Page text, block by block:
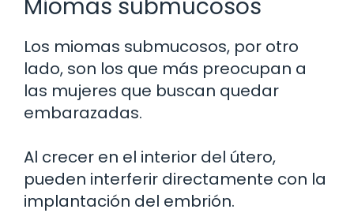
Miomas submucosos
Los miomas submucosos, por otro
lado, son los que más preocupan a
las mujeres que buscan quedar
embarazadas.
Al crecer en el interior del útero,
pueden interferir directamente con la
implantación del embrión.